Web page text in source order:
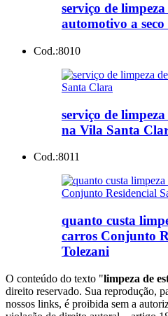
serviço de
automotivo a
Cod.:8010
serviço de limpeza
na Vila Santa
Cod.:8011
quanto custa
carros Conjunto
Tolezani
O conteúdo do texto "limpeza de
direito reservado. Sua reprodução,
nossos links, é proibida sem a